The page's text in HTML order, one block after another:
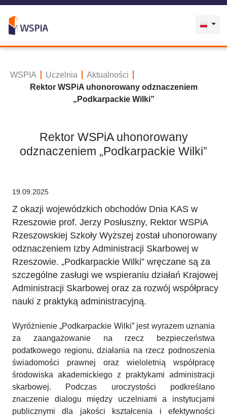
WSPIA Uczelnia
Aktualności
Rektor WSPiA uhonorowany odznaczeniem
„Podkarpackie Wilki”
Rektor WSPiA uhonorowany
odznaczeniem „Podkarpackie Wilki”
19.09.2025
Z okazji wojewódzkich obchodów Dnia KAS w
Rzeszowie prof. Jerzy Posłuszny, Rektor WSPiA
Rzeszowskiej Szkoły Wyższej został uhonorowany
odznaczeniem Izby Administracji Skarbowej w
Rzeszowie. „Podkarpackie Wilki” wręczane są za
szczególne zasługi we wspieraniu działań Krajowej
Administracji Skarbowej oraz za rozwój współpracy
nauki z praktyką administracyjną.
Wyróżnienie „Podkarpackie Wilki” jest wyrazem uznania
za zaangażowanie na rzecz bezpieczeństwa
podatkowego regionu, działania na rzecz podnoszenia
świadomości prawnej oraz wieloletnią współpracę
środowiska akademickiego z praktykami administracji
skarbowej. Podczas uroczystości podkreślano
znaczenie dialogu między uczelniami a instytucjami
publicznymi dla jakości kształcenia i efektywności